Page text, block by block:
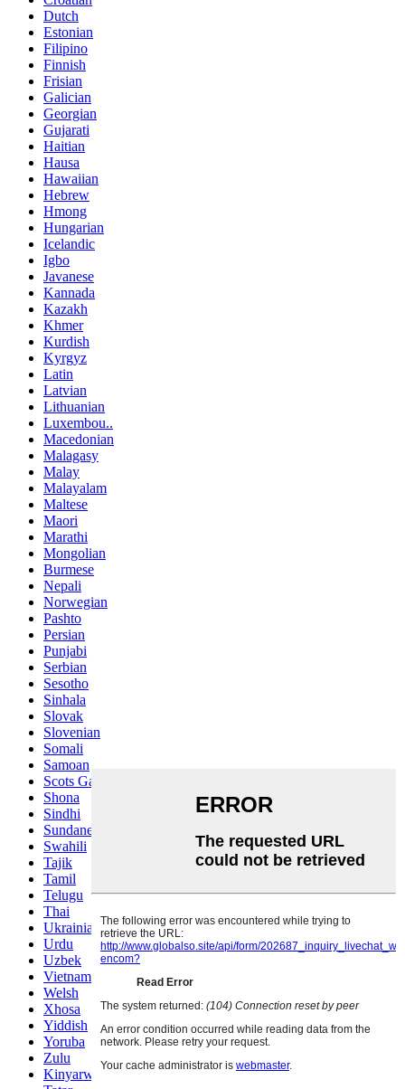
Dutch
Estonian
Filipino
Finnish
Frisian
Galician
Georgian
Gujarati
Haitian
Hausa
Hawaiian
Hebrew
Hmong
Hungarian
Icelandic
Igbo
Javanese
Kannada
Kazakh
Khmer
Kurdish
Kyrgyz
Latin
Latvian
Lithuanian
Luxembou..
Macedonian
Malagasy
Malay
Malayalam
Maltese
Maori
Marathi
Mongolian
Burmese
Nepali
Norwegian
Pashto
Persian
Punjabi
Serbian
Sesotho
Sinhala
Slovak
Slovenian
Somali
Samoan
Scots Gaelic
Shona
Sindhi
Sundanese
Swahili
Tajik
Tamil
Telugu
Thai
Ukrainian
Urdu
Uzbek
Vietnamese
Welsh
Xhosa
Yiddish
Yoruba
Zulu
Kinyarwanda